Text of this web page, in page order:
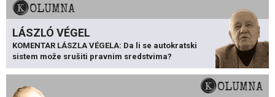
KOLUMNA
LÁSZLÓ VÉGEL
KOMENTAR LÁSZLA VÉGELA: Da li se autokratski
sistem može srušiti pravnim sredstvima?
KOLUMNA